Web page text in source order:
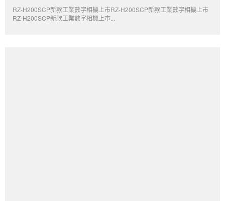
RZ-H200SCP新款工業數字相機上市RZ-H200SCP新款工業數字相機上市
RZ-H200SCP新款工業數字相機上市...